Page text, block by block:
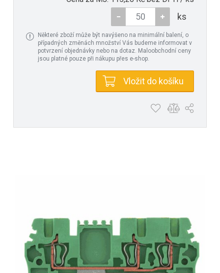
ks
Některé zboží může být navýšeno na minimální balení, o
případných změnách množství Vás budeme informovat v
potvrzení objednávky nebo na dotaz. Maloobchodní ceny
jsou platné pouze při nákupu přes e-shop.
Vložit do košíku